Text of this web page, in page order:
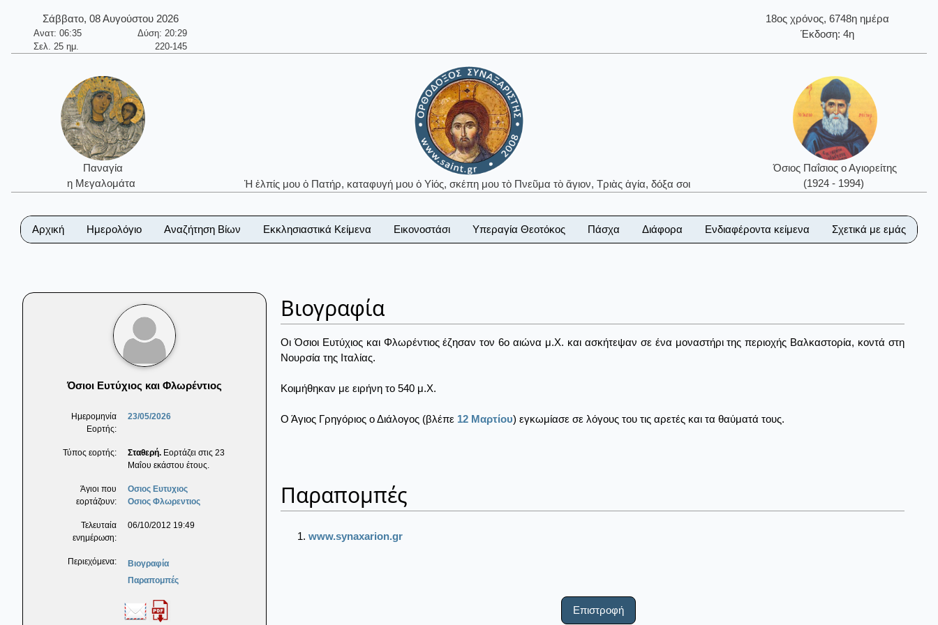
Σάββατο, 08 Αυγούστου 2026
Ανατ: 06:35
Δύση: 20:29
Σελ. 25 ημ.
220-145
18ος χρόνος, 6748η ημέρα
Έκδοση: 4η
Παναγία
η Μεγαλομάτα
Ἡ ἐλπίς μου ὁ Πατήρ, καταφυγή μου ὁ Υἱός, σκέπη μου τὸ Πνεῦμα τὸ ἅγιον, Τριὰς ἁγία, δόξα σοι
Όσιος Παΐσιος ο Αγιορείτης
(1924 - 1994)
Αρχική Ημερολόγιο Αναζήτηση Βίων Εκκλησιαστικά Κείμενα Εικονοστάσι Υπεραγία Θεοτόκος Πάσχα Διάφορα Ενδιαφέροντα κείμενα Σχετικά με εμάς
Όσιοι Ευτύχιος και Φλωρέντιος
Ημερομηνία
Εορτής:
23/05/2026
Τύπος εορτής: Σταθερή. Εορτάζει στις 23
Μαΐου εκάστου έτους.
Άγιοι που
εορτάζουν:
Οσιος Ευτυχιος
Οσιος Φλωρεντιος
Τελευταία
ενημέρωση:
06/10/2012 19:49
Περιεχόμενα:
Βιογραφία
Παραπομπές
Βιογραφία
Οι Όσιοι Ευτύχιος και Φλωρέντιος έζησαν τον 6ο αιώνα μ.Χ. και ασκήτεψαν σε ένα μοναστήρι της περιοχής Βαλκαστορία, κοντά στη
Νουρσία της Ιταλίας.
Κοιμήθηκαν με ειρήνη το 540 μ.Χ.
Ο Άγιος Γρηγόριος ο Διάλογος (βλέπε 12 Μαρτίου) εγκωμίασε σε λόγους του τις αρετές και τα θαύματά τους.
Παραπομπές
www.synaxarion.gr
Επιστροφή